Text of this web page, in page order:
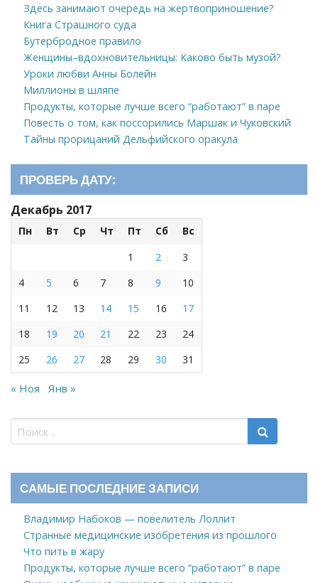
Здесь занимают очередь на жертвоприношение?
Книга Страшного суда
Бутербродное правило
Женщины–вдохновительницы: Каково быть музой?
Уроки любви Анны Болейн
Миллионы в шляпе
Продукты, которые лучше всего “работают” в паре
Повесть о том, как поссорились Маршак и Чуковский
Тайны прорицаний Дельфийского оракула
ПРОВЕРЬ ДАТУ:
Декабрь 2017
Пн Вт Ср Чт Пт Сб
Вс
1
2
3
4
5 6 7 8 9
10
11
12 13 14 15 16
17
18
19 20 21 22 23
24
25
26 27 28 29 30 31
« Ноя Янв »
САМЫЕ ПОСЛЕДНИЕ ЗАПИСИ
Владимир Набоков — повелитель Лоллит
Странные медицинские изобретения из прошлого
Что пить в жару
Продукты, которые лучше всего “работают” в паре